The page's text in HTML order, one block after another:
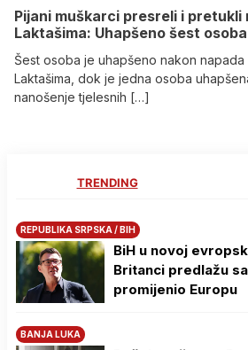
Pijani muškarci presreli i pretukli
Laktašima: Uhapšeno šest osoba
Šest osoba je uhapšeno nakon napada
Laktašima, dok je jedna osoba
nanošenje tjelesnih […]
TRENDING
REPUBLIKA SRPSKA / BIH
BiH u novoj
Britanci predlažu
promijenio Europu
BANJA LUKA